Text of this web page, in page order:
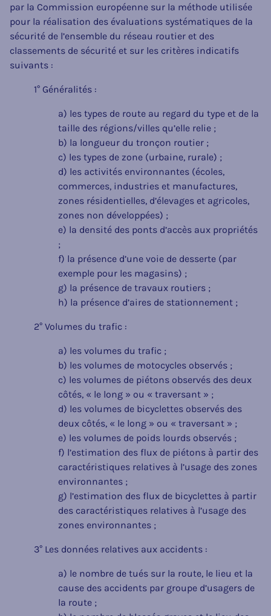
par la Commission européenne sur la méthode utilisée
pour la réalisation des évaluations systématiques de la
sécurité de l’ensemble du réseau routier et des
classements de sécurité et sur les critères indicatifs
suivants :
1° Généralités :
a) les types de route au regard du type et de la
taille des régions/villes qu’elle relie ;
b) la longueur du tronçon routier ;
c) les types de zone (urbaine, rurale) ;
d) les activités environnantes (écoles,
commerces, industries et manufactures,
zones résidentielles, d’élevages et agricoles,
zones non développées) ;
e) la densité des ponts d’accès aux propriétés
;
f) la présence d’une voie de desserte (par
exemple pour les magasins) ;
g) la présence de travaux routiers ;
h) la présence d’aires de stationnement ;
2° Volumes du trafic :
a) les volumes du trafic ;
b) les volumes de motocycles observés ;
c) les volumes de piétons observés des deux
côtés, « le long » ou « traversant » ;
d) les volumes de bicyclettes observés des
deux côtés, « le long » ou « traversant » ;
e) les volumes de poids lourds observés ;
f) l’estimation des flux de piétons à partir des
caractéristiques relatives à l’usage des zones
environnantes ;
g) l’estimation des flux de bicyclettes à partir
des caractéristiques relatives à l’usage des
zones environnantes ;
3° Les données relatives aux accidents :
a) le nombre de tués sur la route, le lieu et la
cause des accidents par groupe d’usagers de
la route ;